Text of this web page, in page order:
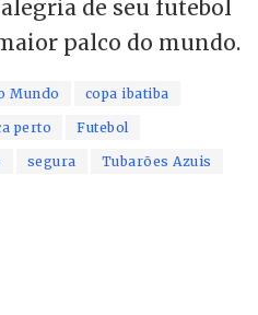
de seu futebol
palco do mundo.
Mundo copa ibatiba
perto Futebol
segura Tubarões Azuis